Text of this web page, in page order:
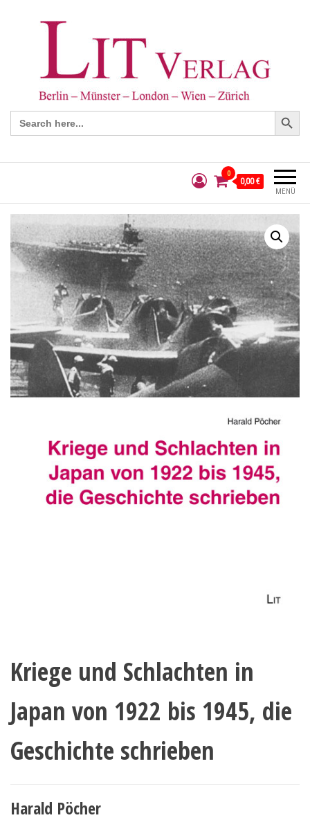
Search
for:
Search Button
MENÜ
0
0,00 €
Kriege und Schlachten in
Japan von 1922 bis 1945, die
Geschichte schrieben
Harald Pöcher